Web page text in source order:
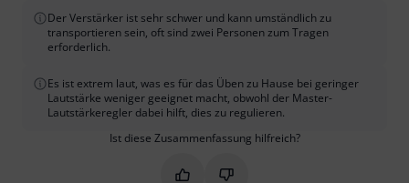
Der Verstärker ist sehr schwer und kann umständlich zu
transportieren sein, oft sind zwei Personen zum Tragen
erforderlich.
Es ist extrem laut, was es für das Üben zu Hause bei geringer
Lautstärke weniger geeignet macht, obwohl der Master-
Lautstärkeregler dabei hilft, dies zu regulieren.
Ist diese Zusammenfassung hilfreich?
Markieren Sie diese
Markieren Sie diese